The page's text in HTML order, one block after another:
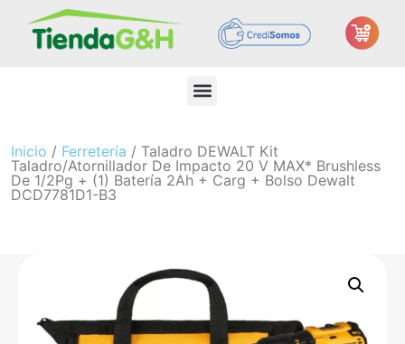
Inicio / Ferretería / Taladro DEWALT Kit
Taladro/Atornillador De Impacto 20 V MAX* Brushless
De 1/2Pg + (1) Batería 2Ah + Carg + Bolso Dewalt
DCD7781D1-B3